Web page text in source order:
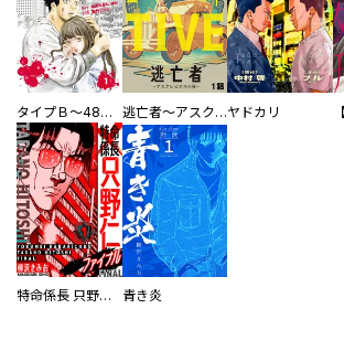
タイプＢ～48時間後、致死率100％～【単話】 逃亡者～アスクレピオスの杖～ヤドカリ
特命係長 只野仁ファイナル 愛蔵版 青き炎